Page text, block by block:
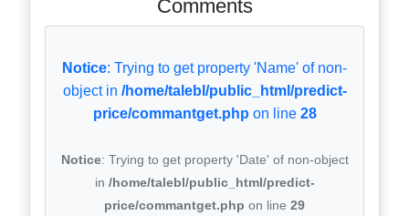
Comments
Notice: Trying to get property 'Name' of non-
object in /home/talebl/public_html/predict-
price/commantget.php on line 28
Notice: Trying to get property 'Date' of non-object
in /home/talebl/public_html/predict-
price/commantget.php on line 29